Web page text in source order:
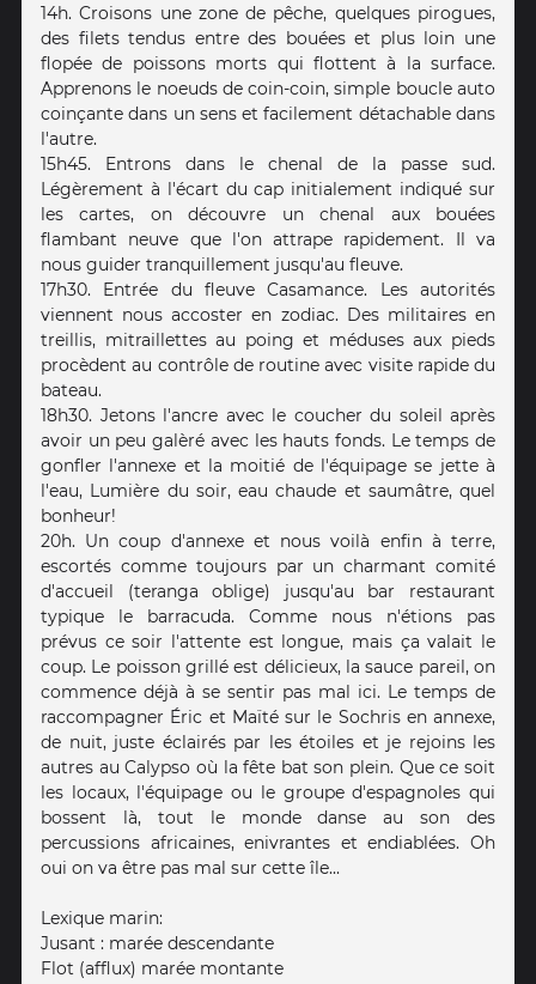
14h. Croisons une zone de pêche, quelques pirogues,
des filets tendus entre des bouées et plus loin une
flopée de poissons morts qui flottent à la surface.
Apprenons le noeuds de coin-coin, simple boucle auto
coinçante dans un sens et facilement détachable dans
l'autre.
15h45. Entrons dans le chenal de la passe sud.
Légèrement à l'écart du cap initialement indiqué sur
les cartes, on découvre un chenal aux bouées
flambant neuve que l'on attrape rapidement. Il va
nous guider tranquillement jusqu'au fleuve.
17h30. Entrée du fleuve Casamance. Les autorités
viennent nous accoster en zodiac. Des militaires en
treillis, mitraillettes au poing et méduses aux pieds
procèdent au contrôle de routine avec visite rapide du
bateau.
18h30. Jetons l'ancre avec le coucher du soleil après
avoir un peu galèré avec les hauts fonds. Le temps de
gonfler l'annexe et la moitié de l'équipage se jette à
l'eau, Lumière du soir, eau chaude et saumâtre, quel
bonheur!
20h. Un coup d'annexe et nous voilà enfin à terre,
escortés comme toujours par un charmant comité
d'accueil (teranga oblige) jusqu'au bar restaurant
typique le barracuda. Comme nous n'étions pas
prévus ce soir l'attente est longue, mais ça valait le
coup. Le poisson grillé est délicieux, la sauce pareil, on
commence déjà à se sentir pas mal ici. Le temps de
raccompagner Éric et Maïté sur le Sochris en annexe,
de nuit, juste éclairés par les étoiles et je rejoins les
autres au Calypso où la fête bat son plein. Que ce soit
les locaux, l'équipage ou le groupe d'espagnoles qui
bossent là, tout le monde danse au son des
percussions africaines, enivrantes et endiablées. Oh
oui on va être pas mal sur cette île...
Lexique marin:
Jusant : marée descendante
Flot (afflux) marée montante